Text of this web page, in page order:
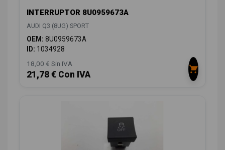
INTERRUPTOR 8U0959673A
AUDI Q3 (8UG) SPORT
OEM: 8U0959673A
ID: 1034928
18,00 € Sin IVA
21,78 € Con IVA